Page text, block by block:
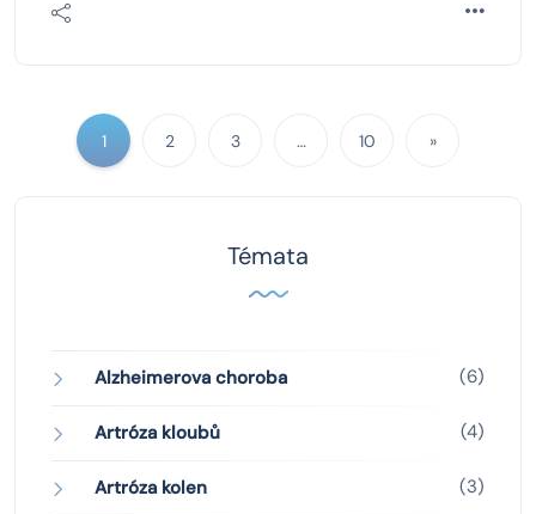
1 2 3 … 10 »
Témata
Alzheimerova choroba (6)
Artróza kloubů (4)
Artróza kolen (3)